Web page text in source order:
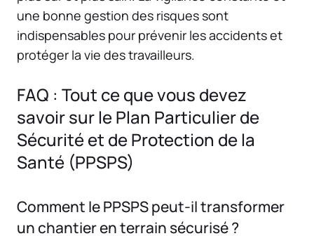
une bonne gestion des risques sont
indispensables pour prévenir les accidents et
protéger la vie des travailleurs.
FAQ : Tout ce que vous devez
savoir sur le Plan Particulier de
Sécurité et de Protection de la
Santé (PPSPS)
Comment le PPSPS peut-il transformer
un chantier en terrain sécurisé ?